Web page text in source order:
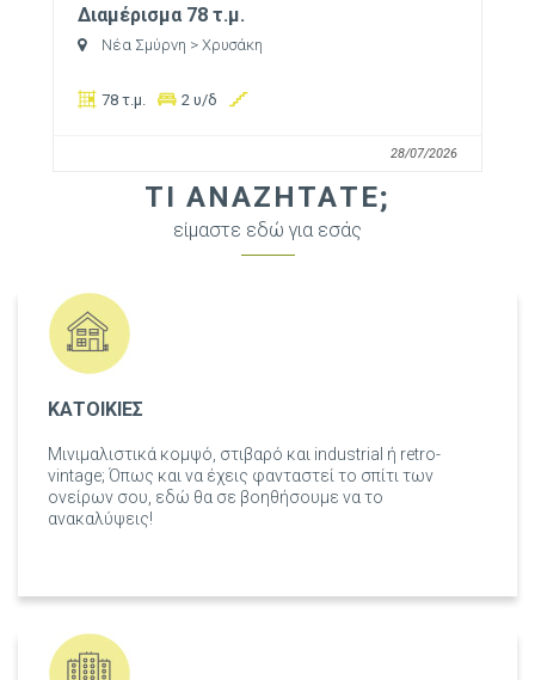
Διαμέρισμα 78 τ.μ.
Νέα Σμύρνη > Χρυσάκη
78 τ.μ. 2 υ/δ
28/07/2026
ΤΙ ΑΝΑΖΗΤΑΤΕ;
είμαστε εδώ για εσάς
ΚΑΤΟΙΚΙΕΣ
Μινιμαλιστικά κομψό, στιβαρό και industrial ή retro-
vintage; Όπως και να έχεις φανταστεί το σπίτι των
ονείρων σου, εδώ θα σε βοηθήσουμε να το
ανακαλύψεις!